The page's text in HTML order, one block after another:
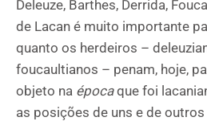
Deleuze, Barthes, Derrida,
de Lacan é muito importante
quanto os herdeiros –
foucaultianos – penam, hoje,
objeto na épocaque foi
as posições de uns e de